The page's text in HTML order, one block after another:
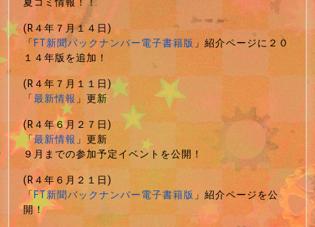
(R４年７月１４日)
「FT新聞バックナンバー電子書籍版」紹介ページに２０
１４年版を追加！
(R４年７月１１日)
「最新情報」更新
(R４年６月２７日)
「最新情報」更新
９月までの参加予定イベントを公開！
(R４年６月２１日)
「FT新聞バックナンバー電子書籍版」紹介ページを公
開！